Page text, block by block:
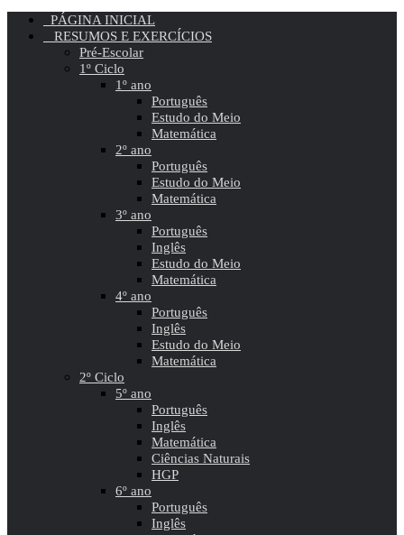
PÁGINA INICIAL
RESUMOS E EXERCÍCIOS
Pré-Escolar
1º Ciclo
1º ano
Português
Estudo do Meio
Matemática
2º ano
Português
Estudo do Meio
Matemática
3º ano
Português
Inglês
Estudo do Meio
Matemática
4º ano
Português
Inglês
Estudo do Meio
Matemática
2º Ciclo
5º ano
Português
Inglês
Matemática
Ciências Naturais
HGP
6º ano
Português
Inglês